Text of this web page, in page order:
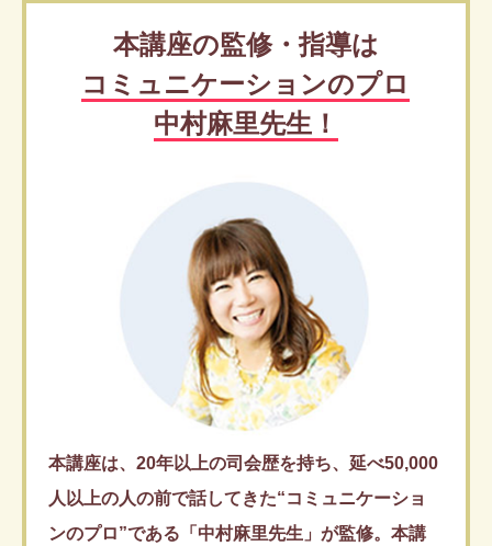
本講座の監修・指導は
コミュニケーションのプロ
中村麻里先生！
本講座は、20年以上の司会歴を持ち、延べ50,000
人以上の人の前で話してきた“コミュニケーショ
ンのプロ”である「中村麻里先生」が監修。本講